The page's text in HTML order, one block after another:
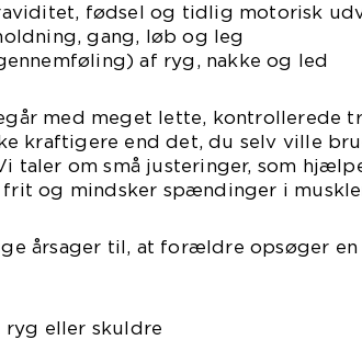
fødsel og tidlig motorisk
gang, løb og leg
af ryg, nakke og led
med meget lette, kontrollerede
kraftigere end det, du selv ville
taler om små justeringer, som
og mindsker spændinger i
årsager til, at forældre opsøger
ryg eller skuldre